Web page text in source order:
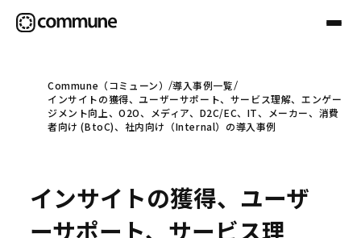
Communeについて
事例
Commune（コミューン）
導入事例一覧
インサイトの獲得、ユーザーサポート、サービス理解、エンゲー
ジメント向上、O2O、メディア、D2C/EC、IT、メーカー、消費
者向け (BtoC)、社内向け（Internal）の導入事例
インサイトの獲得、ユーザ
ーサポート、サービス理